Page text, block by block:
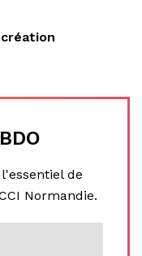
de
Normandie.